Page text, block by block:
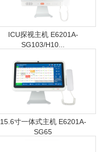
ICU探视主机 E6201A-
SG103/H10...
15.6寸一体式主机 E6201A-
SG65